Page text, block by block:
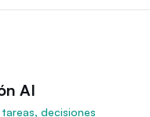
AI
tareas, decisiones